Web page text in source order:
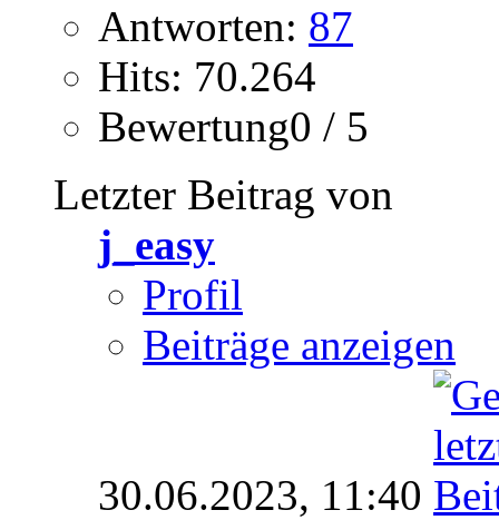
Antworten: 87
Hits: 70.264
Bewertung0 / 5
Letzter Beitrag von
j_easy
Profil
Beiträge anzeigen
30.06.2023, 11:40